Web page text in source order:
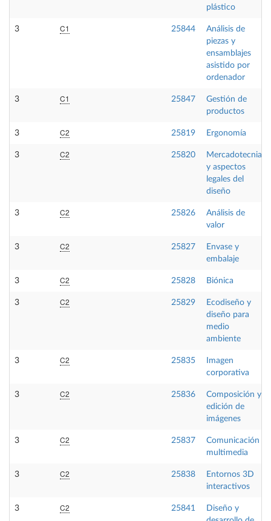
plástico
3 C1 25844
Análisis de
piezas y
ensamblajes
asistido por
ordenador
3 C1 25847
Gestión de
productos
3 C2 25819 Ergonomía
3 C2 25820
Mercadotecnia
y aspectos
legales del
diseño
3 C2 25826
Análisis de
valor
3 C2 25827
Envase y
embalaje
3 C2 25828 Biónica
3 C2 25829
Ecodiseño y
diseño para
medio
ambiente
3 C2 25835
Imagen
corporativa
3 C2 25836
Composición y
edición de
imágenes
3 C2 25837
Comunicación
multimedia
3 C2 25838
Entornos 3D
interactivos
3 C2 25841
Diseño y